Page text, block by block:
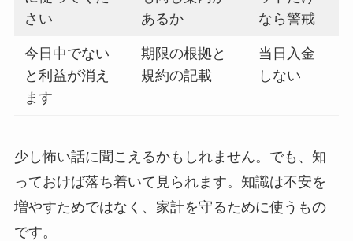
さい
あるか
なら警戒
今日中でない
と利益が消え
ます
期限の根拠と
規約の記載
当日入金
しない
少し怖い話に聞こえるかもしれません。でも、知
っておけば落ち着いて見られます。知識は不安を
増やすためではなく、家計を守るために使うもの
です。